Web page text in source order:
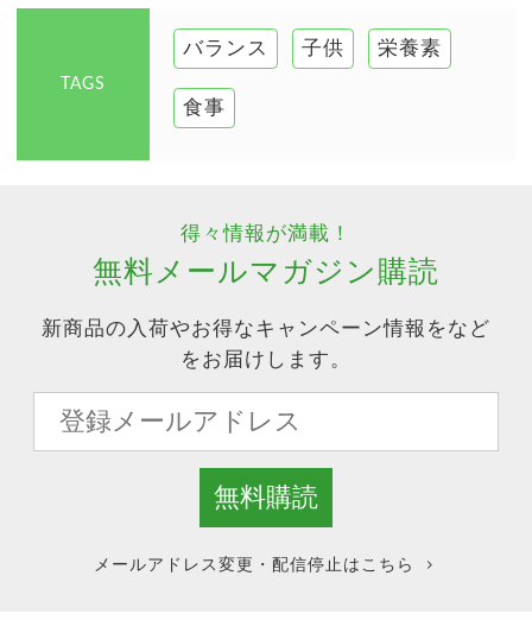
TAGS
バランス 子供 栄養素
食事
得々情報が満載！
無料メールマガジン購読
新商品の入荷やお得なキャンペーン情報をなど
をお届けします。
メールアドレス変更・配信停止はこちら